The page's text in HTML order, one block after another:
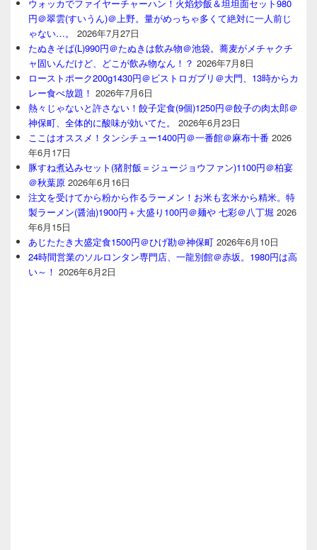
ウォッカでファイヤーチャーハン！火焰炒飯＆坦坦面セット980
円＠翠雲(すいうん)＠上野。量がめっちゃ多くて絶対に一人前じ
ゃない…。
2026年7月27日
たぬきそば(L)990円＠たぬきは飲み物＠池袋。蕎麦がメチャクチ
ャ固いんだけど、どこが飲み物なん！？ 2026年7月8日
ローストポーク200g1430円＠ビストロガブリ＠大門、13時からカ
レー食べ放題！ 2026年7月6日
熱々じゃないと許さない！餃子定食(9個)1250円＠餃子の肉太郎＠
神保町、全体的に酸味が効いてた。
2026年6月23日
ここはオススメ！タンシチュー1400円＠一番館＠麻布十番 2026
年6月17日
豚すね煮込みセット(猪肘飯＝ジュージョウファン)1100円＠柏宴
＠秋葉原 2026年6月16日
注文を受けてから粉から作るラーメン！お米も玄米から精米。特
製ラーメン(醤油)1900円＋大盛り100円＠麺や 七彩＠八丁堀 2026
年6月15日
あじたたき大盛定食1500円＠ひげ勘＠神保町 2026年6月10日
24時間営業のソルロンタン専門店、一龍別館＠赤坂。1980円は高
い～！ 2026年6月2日